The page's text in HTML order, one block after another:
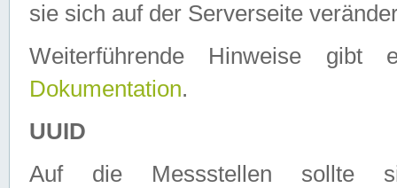
sie sich auf der Serverseite
Weiterführende Hinweise
Dokumentation.
UUID
Auf die Messstellen sollte